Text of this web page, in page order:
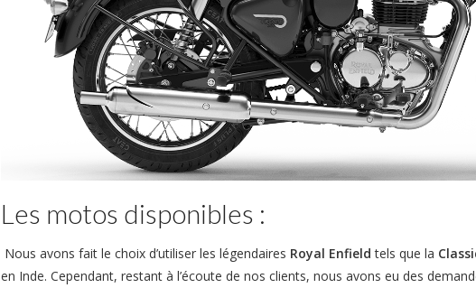
Les motos disponibles :
Nous avons fait le choix d’utiliser les légendaires Royal Enfieldtels que la
en Inde. Cependant, restant à l’écoute de nos clients, nous avons eu des